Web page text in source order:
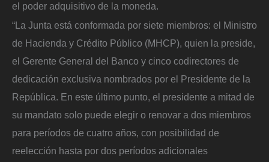
el poder adquisitivo de la moneda.
“La Junta está conformada por siete miembros: el Ministro
de Hacienda y Crédito Público (MHCP), quien la preside,
el Gerente General del Banco y cinco codirectores de
dedicación exclusiva nombrados por el Presidente de la
República. En este último punto, el presidente a mitad de
su mandato solo puede elegir o renovar a dos miembros
para períodos de cuatro años, con posibilidad de
reelección hasta por dos períodos adicionales